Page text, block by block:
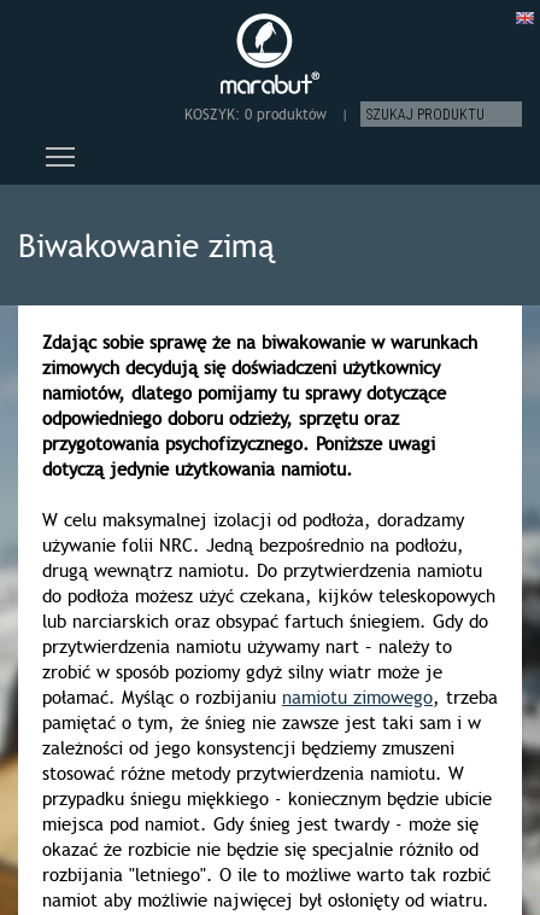
KOSZYK: 0 produktów|
Biwakowanie zimą
Zdając sobie sprawę że na biwakowanie w warunkach
zimowych decydują się doświadczeni użytkownicy
namiotów, dlatego pomijamy tu sprawy dotyczące
odpowiedniego doboru odzieży, sprzętu oraz
przygotowania psychofizycznego. Poniższe uwagi
dotyczą jedynie użytkowania namiotu.
W celu maksymalnej izolacji od podłoża, doradzamy
używanie folii NRC. Jedną bezpośrednio na podłożu,
drugą wewnątrz namiotu. Do przytwierdzenia namiotu
do podłoża możesz użyć czekana, kijków teleskopowych
lub narciarskich oraz obsypać fartuch śniegiem. Gdy do
przytwierdzenia namiotu używamy nart – należy to
zrobić w sposób poziomy gdyż silny wiatr może je
połamać. Myśląc o rozbijaniu namiotu zimowego, trzeba
pamiętać o tym, że śnieg nie zawsze jest taki sam i w
zależności od jego konsystencji będziemy zmuszeni
stosować różne metody przytwierdzenia namiotu. W
przypadku śniegu miękkiego - koniecznym będzie ubicie
miejsca pod namiot. Gdy śnieg jest twardy - może się
okazać że rozbicie nie będzie się specjalnie różniło od
rozbijania "letniego". O ile to możliwe warto tak rozbić
namiot aby możliwie najwięcej był osłonięty od wiatru.